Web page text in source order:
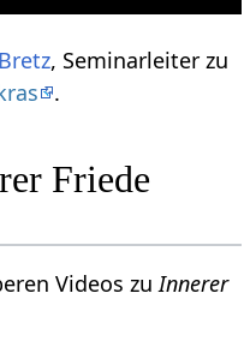
, Seminarleiter zu
.
Friede
Videos zuInnerer